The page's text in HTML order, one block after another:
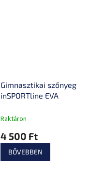
Gimnasztikai szőnyeg
inSPORTline EVA
Raktáron
4 500 Ft
BŐVEBBEN